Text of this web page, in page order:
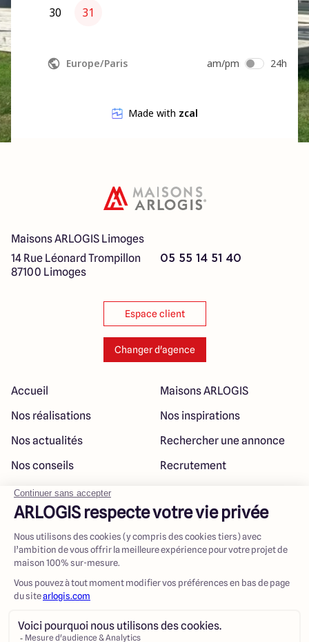
Maisons ARLOGIS Limoges
14 Rue Léonard Trompillon
87100 Limoges
05 55 14 51 40
Espace client
Changer d'agence
Accueil
Maisons ARLOGIS
Nos réalisations
Nos inspirations
Nos actualités
Rechercher une annonce
Nos conseils
Recrutement
Mentions légales
Rejoindre notre réseau
@ Maisons ARLOGIS 2023